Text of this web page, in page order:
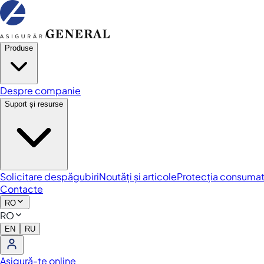
Produse
Despre companie
Suport și resurse
Solicitare despăgubiriNoutăți și articoleProtecția
Contacte
RO
RO
EN RU
Asigură-te online